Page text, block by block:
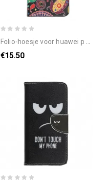
folio-hoesje voor huawei p smart s galaxy-ontwerp
€15.50